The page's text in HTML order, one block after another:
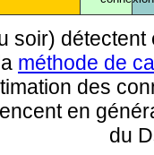
soir)
méthode de
des
en
du